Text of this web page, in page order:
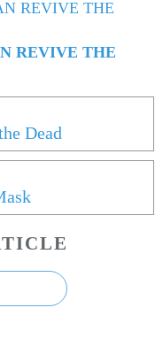
REVIVE THE
Dead